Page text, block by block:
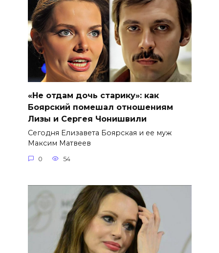
«Не отдам дочь старику»: как
Боярский помешал отношениям
Лизы и Сергея Чонишвили
Сегодня Елизавета Боярская и ее муж
Максим Матвеев
0 54